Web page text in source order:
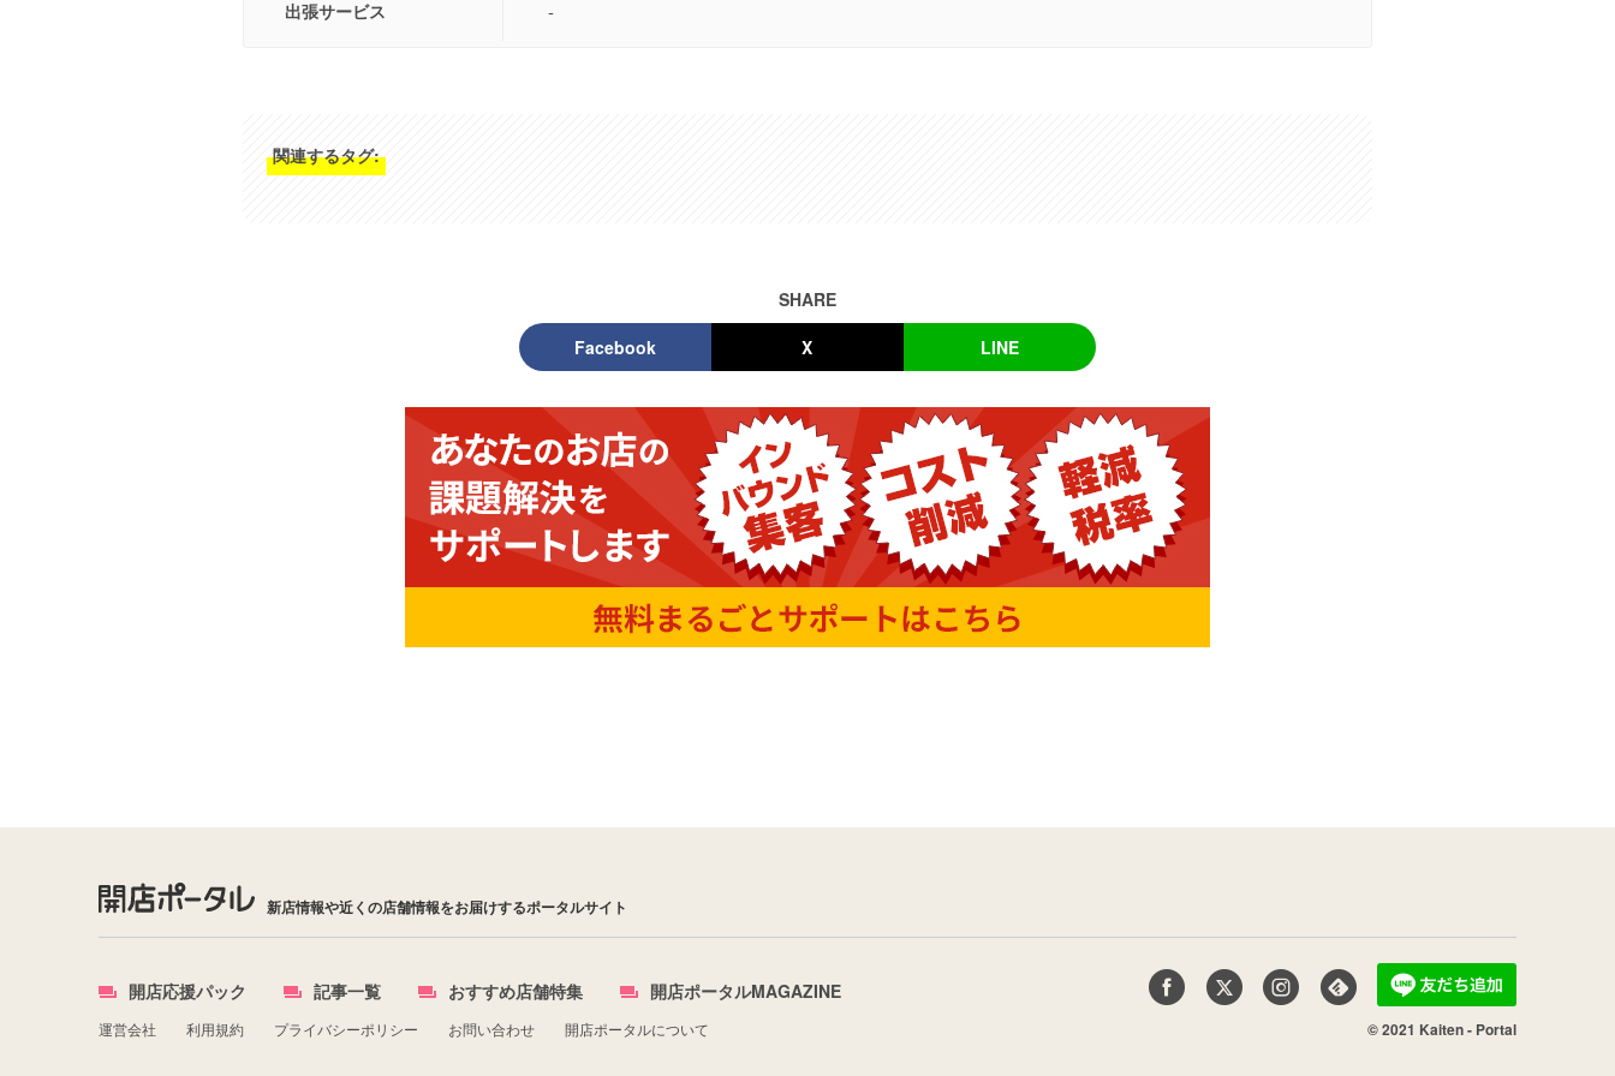
出張サービス -
関連するタグ:
SHARE
Facebook X LINE
新店情報や近くの店舗情報をお届けするポータルサイト
開店応援パック 記事一覧 おすすめ店舗特集 開店ポータルMAGAZINE
運営会社 利用規約 プライバシーポリシー お問い合わせ 開店ポータルについて © 2021 Kaiten - Portal